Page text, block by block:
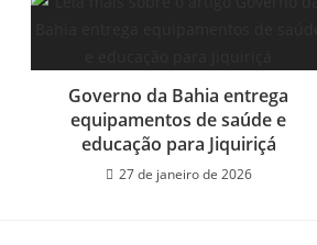
Governo da Bahia entrega
equipamentos de saúde e
educação para Jiquiriçá
27 de janeiro de 2026